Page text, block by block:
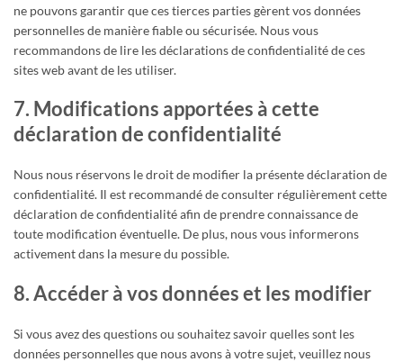
ne pouvons garantir que ces tierces parties gèrent vos données
personnelles de manière fiable ou sécurisée. Nous vous
recommandons de lire les déclarations de confidentialité de ces
sites web avant de les utiliser.
7. Modifications apportées à cette
déclaration de confidentialité
Nous nous réservons le droit de modifier la présente déclaration de
confidentialité. Il est recommandé de consulter régulièrement cette
déclaration de confidentialité afin de prendre connaissance de
toute modification éventuelle. De plus, nous vous informerons
activement dans la mesure du possible.
8. Accéder à vos données et les modifier
Si vous avez des questions ou souhaitez savoir quelles sont les
données personnelles que nous avons à votre sujet, veuillez nous